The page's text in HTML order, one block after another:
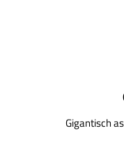
Gigantisch